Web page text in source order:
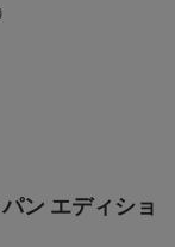
ン エディショ